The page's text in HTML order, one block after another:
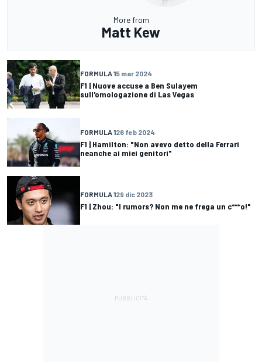
More from
Matt Kew
FORMULA 15 mar 2024
F1 | Nuove accuse a Ben Sulayem
sull'omologazione di Las Vegas
FORMULA 126 feb 2024
F1 | Hamilton: "Non avevo detto della Ferrari
neanche ai miei genitori"
FORMULA 129 dic 2023
F1 | Zhou: "I rumors? Non me ne frega un c***o!"